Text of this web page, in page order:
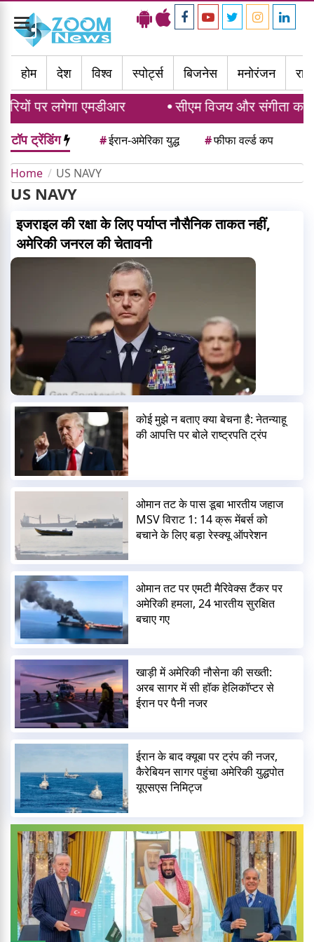
Toggle
navigation
होम
देश विश्व स्पोर्ट्स बिजनेस मनोरंजन
पर लगेगा एमडीआर सीएम विजय और संगीता का
टॉप ट्रेंडिंग #ईरान-अमेरिका युद्ध #फीफा वर्ल्ड कप
Home US NAVY
US NAVY
इजराइल की रक्षा के लिए पर्याप्त नौसैनिक ताकत नहीं,
अमेरिकी जनरल की चेतावनी
कोई मुझे न बताए क्या बेचना है: नेतन्याहू
की आपत्ति पर बोले राष्ट्रपति ट्रंप
ओमान तट के पास डूबा भारतीय जहाज
MSV विराट 1: 14 क्रू मेंबर्स को
बचाने के लिए बड़ा रेस्क्यू ऑपरेशन
ओमान तट पर एमटी मैरिवेक्स टैंकर पर
अमेरिकी हमला, 24 भारतीय सुरक्षित
बचाए गए
खाड़ी में अमेरिकी नौसेना की सख्ती:
अरब सागर में सी हॉक हेलिकॉप्टर से
ईरान पर पैनी नजर
ईरान के बाद क्यूबा पर ट्रंप की नजर,
कैरेबियन सागर पहुंचा अमेरिकी युद्धपोत
यूएसएस निमिट्ज